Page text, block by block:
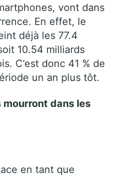
vont dans
En effet, le
déjà les 77.4
10.54 milliards
C’est donc 41 % de
un an plus tôt.
dans les
en tant que